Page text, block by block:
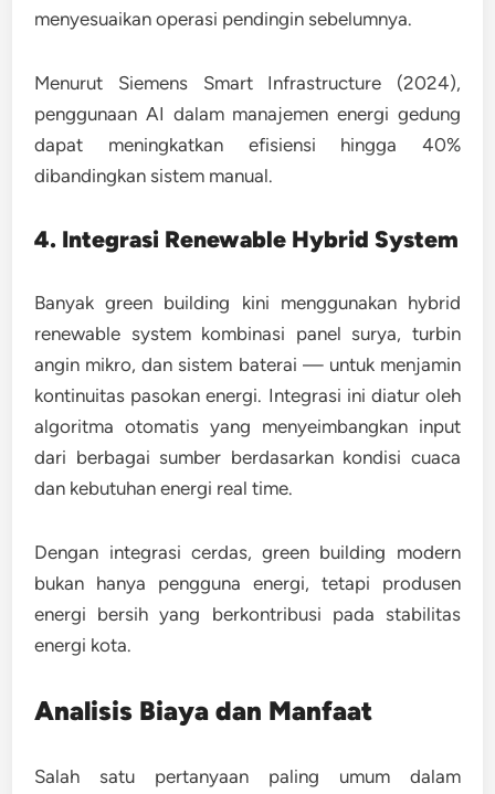
menyesuaikan operasi pendingin sebelumnya.
Menurut Siemens Smart Infrastructure (2024),
penggunaan AI dalam manajemen energi gedung
dapat meningkatkan efisiensi hingga 40%
dibandingkan sistem manual.
4. Integrasi Renewable Hybrid System
Banyak green building kini menggunakan hybrid
renewable systemkombinasi panel surya, turbin
angin mikro, dan sistem baterai — untuk menjamin
kontinuitas pasokan energi. Integrasi ini diatur oleh
algoritma otomatis yang menyeimbangkan input
dari berbagai sumber berdasarkan kondisi cuaca
dan kebutuhan energi real time.
Dengan integrasi cerdas, green building modern
bukan hanya pengguna energi, tetapi produsen
energi bersih yang berkontribusi pada stabilitas
energi kota.
Analisis Biaya dan Manfaat
Salah satu pertanyaan paling umum dalam